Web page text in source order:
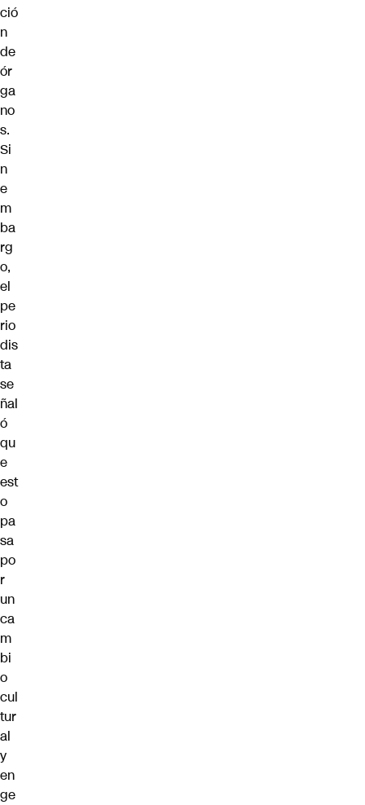
ció
n
de
ór
ga
no
s.
Si
n
e
m
ba
rg
o,
el
pe
rio
dis
ta
se
ñal
ó
qu
e
est
o
pa
sa
po
r
un
ca
m
bi
o
cul
tur
al
y
en
ge